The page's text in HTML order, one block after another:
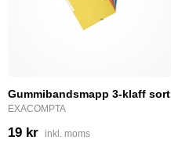
Gummibandsmapp 3-klaff sort
EXACOMPTA
19 kr inkl. moms